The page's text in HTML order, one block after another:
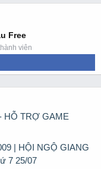
Free
viên
HỖ TRỢ GAME
| HỘI NGỘ GIANG
7 25/07